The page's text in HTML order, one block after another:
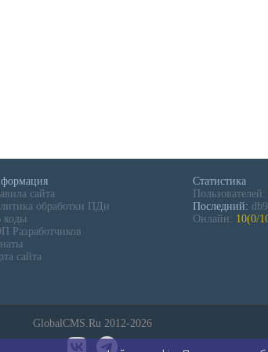
сайта
обработки ПДн
коды
Разработчиков
сайта
Статистика
Пользователей:
Последний:
Онлайн: 10(0/
GlobalCMS.Ru 2012-2026